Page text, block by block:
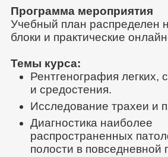
Программа мероприятия
Учебный план распределен
блоки и практические
Темы курса:
Рентгенография легких,
и средостения.
Исследование трахеи и
Диагностика наиболее
распространенных
полости в повседневной